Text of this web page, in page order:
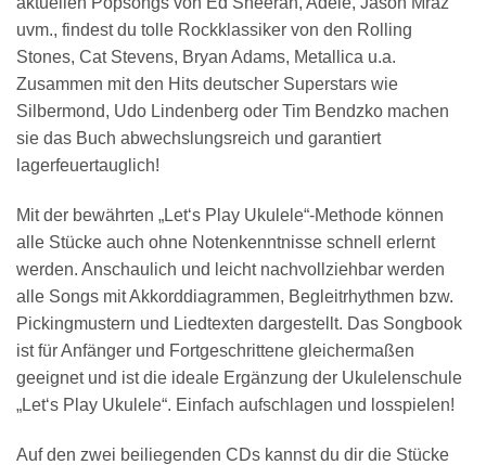
uvm., findest du tolle Rockklassiker von den Rolling
Stones, Cat Stevens, Bryan Adams, Metallica u.a.
Zusammen mit den Hits deutscher Superstars wie
Silbermond, Udo Lindenberg oder Tim Bendzko machen
sie das Buch abwechslungsreich und garantiert
lagerfeuertauglich!
Mit der bewährten „Let‘s Play Ukulele“-Methode können
alle Stücke auch ohne Notenkenntnisse schnell erlernt
werden. Anschaulich und leicht nachvollziehbar werden
alle Songs mit Akkorddiagrammen, Begleitrhythmen bzw.
Pickingmustern und Liedtexten dargestellt. Das Songbook
ist für Anfänger und Fortgeschrittene gleichermaßen
geeignet und ist die ideale Ergänzung der Ukulelenschule
„Let‘s Play Ukulele“. Einfach aufschlagen und losspielen!
Auf den zwei beiliegenden CDs kannst du dir die Stücke